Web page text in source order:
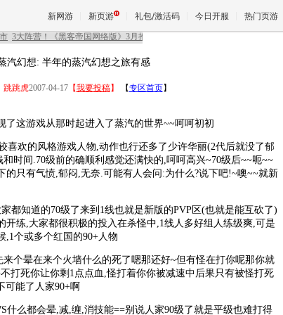
新网游 新页游 礼包/激活码 今日开服 热门页游
王权与自
汽幻想: 半年的蒸汽幻想之旅有感
跳跳虎2007-04-17【我要投稿】 【专区首页】
这游戏从那时起进入了蒸汽的世界~~呵呵初初
欢的风格游戏人物,动作也行还多了少许华丽(2代后就没了郁
时间.70级前的确顺利感觉还满快的,呵呵高兴~70级后~~呃~~
的只有气愤,郁闷,无奈.可能有人会问:为什么?说下吧!~噢~~就新
知道的70级了来到1线也就是新版的PVP区(也就是能互砍了)
开练,大家都很积极的投入在杀怪中,1线人多好组人练级爽,可是
,1个或多个红国的90+人物
晕在来个火墙什么的死了嗯那还好~但有怪在打你呢那你就
打死你让你剩1点点血,怪打着你你被减速中后果只有被怪打死
可能了人家90+啊
么都会晕,减,缠,消技能==别说人家90级了就是平级也难打得